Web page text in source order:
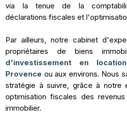
via la tenue de la
déclarations fiscales et
Par ailleurs, notre cabinet
propriétaires de biens
d'investissement en
Provence ou aux environs. Nous
stratégie à suivre, grâce à notre
optimisation fiscales des
immobilier.